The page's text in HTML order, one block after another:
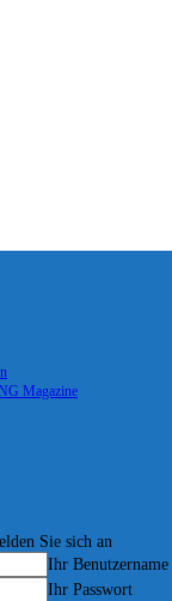
Magazine
Sie sich an
Ihr Benutzername
Ihr Passwort